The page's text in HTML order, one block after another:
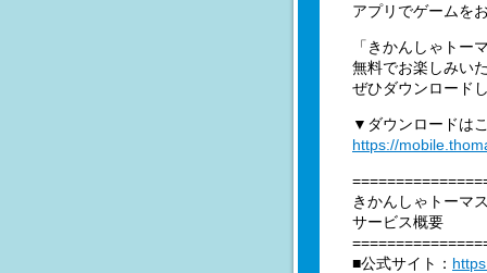
アプリでゲームを
「きかんしゃトー
無料でお楽しみい
ぜひダウンロード
▼ダウンロードは
https://
きかんしゃトーマ
サービス概要
■公式サイト：